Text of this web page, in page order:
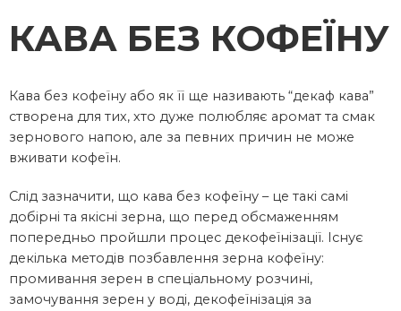
КАВА БЕЗ КОФЕЇНУ
Кава без кофеїну або як її ще називають “декаф кава”
створена для тих, хто дуже полюбляє аромат та смак
зернового напою, але за певних причин не може
вживати кофеїн.
Слід зазначити, що кава без кофеїну – це такі самі
добірні та якісні зерна, що перед обсмаженням
попередньо пройшли процес декофеїнізації. Існує
декілька методів позбавлення зерна кофеїну:
промивання зерен в спеціальному розчині,
замочування зерен у воді, декофеїнізація за